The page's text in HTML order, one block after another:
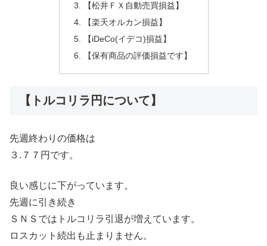
【松井ＦＸ自動売買損益】
【楽天オルカン損益】
【iDeCo(イデコ)損益】
【保有商品の評価損益です】
【トルコリラ円について】
先週終わりの価格は
３.７７円です。
良い感じに下がっています。
先週に引き続き
ＳＮＳではトルコリラ引退が増えています。
ロスカット続出も止まりません。